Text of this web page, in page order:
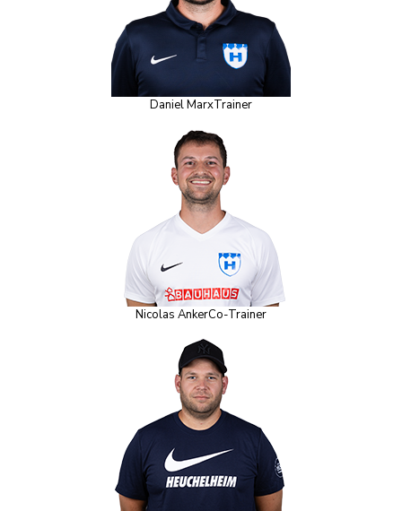
Daniel MarxTrainer
Nicolas AnkerCo-Trainer